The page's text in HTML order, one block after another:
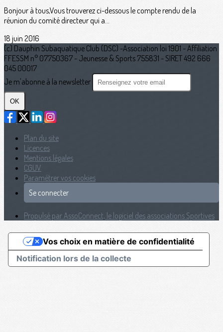
Bonjour à tous,Vous trouverez ci-dessous le compte rendu de la
réunion du comité directeur qui a...
18 juin 2016
(c) Dauphin Subaquatique Club (DSC) -Association loi 1901 - Affiliation
FFESSM n° 07750367 - Jeunesse & Sports 755831 - SIRET 492 666
045 00017
Je m'abonne à la newsletter
OK
Plan du site
Licences
Mentions légales
CGUV
Paramétrer vos cookies
Se connecter
Propulsé par AssoConnect, le logiciel des associations Sportives
Notification lors de la collecte
Vos choix en matière de confidentialité